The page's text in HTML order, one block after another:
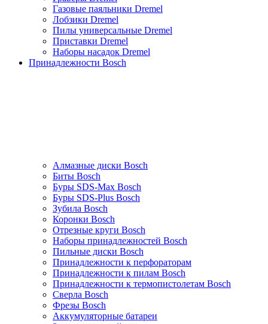
Газовые паяльники Dremel
Лобзики Dremel
Пилы универсальные Dremel
Приставки Dremel
Наборы насадок Dremel
Принадлежности Bosch
Алмазные диски Bosch
Биты Bosch
Буры SDS-Max Bosch
Буры SDS-Plus Bosch
Зубила Bosch
Коронки Bosch
Отрезные круги Bosch
Наборы принадлежностей Bosch
Пильные диски Bosch
Принадлежности к перфораторам
Принадлежности к пилам Bosch
Принадлежности к термопистолетам Bosch
Сверла Bosch
Фрезы Bosch
Аккумуляторные батареи